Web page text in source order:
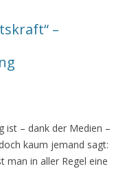
–
ist – dank der Medien –
kaum jemand sagt:
man in aller Regel eine